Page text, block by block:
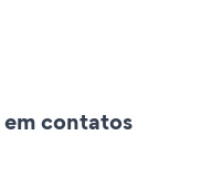
contatos